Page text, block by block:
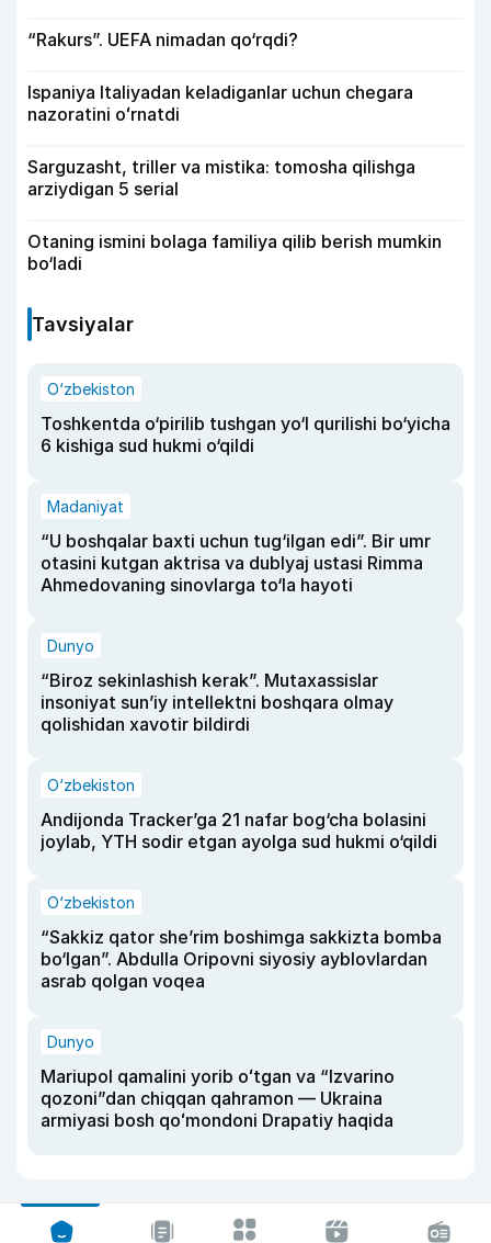
“Rakurs”. UEFA nimadan qo‘rqdi?
Ispaniya Italiyadan keladiganlar uchun chegara
nazoratini oʻrnatdi
Sarguzasht, triller va mistika: tomosha qilishga
arziydigan 5 serial
Otaning ismini bolaga familiya qilib berish mumkin
bo‘ladi
Tavsiyalar
O‘zbekiston
Toshkentda o‘pirilib tushgan yo‘l qurilishi bo‘yicha
6 kishiga sud hukmi o‘qildi
Madaniyat
“U boshqalar baxti uchun tug‘ilgan edi”. Bir umr
otasini kutgan aktrisa va dublyaj ustasi Rimma
Ahmedovaning sinovlarga to‘la hayoti
Dunyo
“Biroz sekinlashish kerak”. Mutaxassislar
insoniyat sun’iy intellektni boshqara olmay
qolishidan xavotir bildirdi
O‘zbekiston
Andijonda Tracker’ga 21 nafar bog‘cha bolasini
joylab, YTH sodir etgan ayolga sud hukmi o‘qildi
O‘zbekiston
“Sakkiz qator she’rim boshimga sakkizta bomba
bo‘lgan”. Abdulla Oripovni siyosiy ayblovlardan
asrab qolgan voqea
Dunyo
Mariupol qamalini yorib oʻtgan va “Izvarino
qozoni”dan chiqqan qahramon — Ukraina
armiyasi bosh qoʻmondoni Drapatiy haqida